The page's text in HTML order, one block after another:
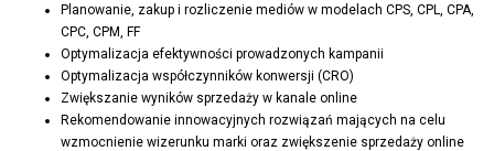
Planowanie, zakup i rozliczenie mediów w modelach CPS, CPL, CPA,
CPC, CPM, FF
Optymalizacja efektywności prowadzonych kampanii
Optymalizacja współczynników konwersji (CRO)
Zwiększanie wyników sprzedaży w kanale online
Rekomendowanie innowacyjnych rozwiązań mających na celu
wzmocnienie wizerunku marki oraz zwiększenie sprzedaży online